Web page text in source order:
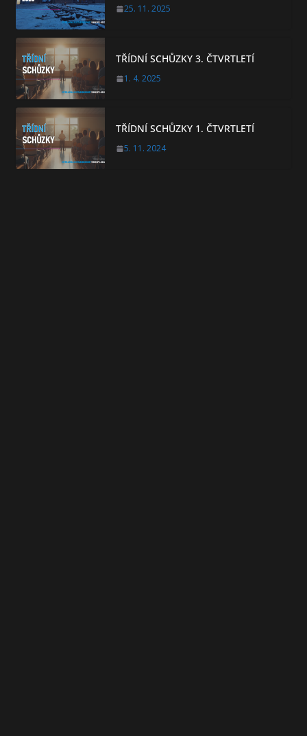
25. 11. 2025
TŘÍDNÍ SCHŮZKY 3. ČTVRTLETÍ
1. 4. 2025
TŘÍDNÍ SCHŮZKY 1. ČTVRTLETÍ
5. 11. 2024